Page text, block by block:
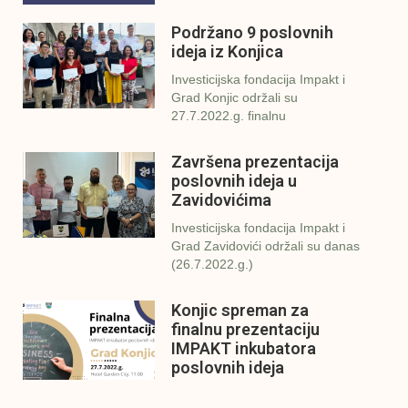
Podržano 9 poslovnih
ideja iz Konjica
Investicijska fondacija Impakt i
Grad Konjic održali su
27.7.2022.g. finalnu
Završena prezentacija
poslovnih ideja u
Zavidovićima
Investicijska fondacija Impakt i
Grad Zavidovići održali su danas
(26.7.2022.g.)
Konjic spreman za
finalnu prezentaciju
IMPAKT inkubatora
poslovnih ideja